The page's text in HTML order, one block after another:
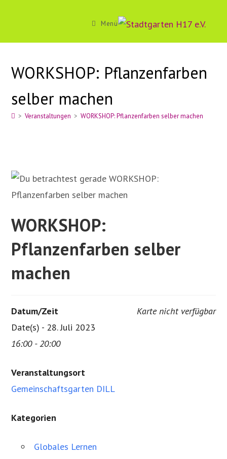
Menü
WORKSHOP: Pflanzenfarben
selber machen
> Veranstaltungen > WORKSHOP: Pflanzenfarben selber machen
WORKSHOP:
Pflanzenfarben selber
machen
Karte nicht verfügbar
Datum/Zeit
Date(s) - 28. Juli 2023
16:00 - 20:00
Veranstaltungsort
Gemeinschaftsgarten DILL
Kategorien
Globales Lernen